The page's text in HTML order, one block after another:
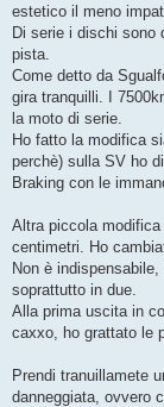
estetico il meno
Di serie i dischi sono
pista.
Come detto da
gira tranquilli. I
la moto di serie.
Ho fatto la modifica
perchè) sulla SV ho
Braking con le
Altra piccola
centimetri. Ho
Non è
soprattutto in due.
Alla prima uscita in
caxxo, ho grattato le
Prendi tranuillamete
danneggiata, ovvero